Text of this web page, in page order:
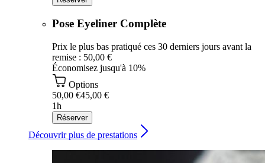
Pose Eyeliner Complète
Prix le plus bas pratiqué ces 30 derniers jours avant la
remise : 50,00 €
Économisez jusqu'à 10%
Options
50,00 €45,00 €
1h
Réserver
Découvrir plus de prestations